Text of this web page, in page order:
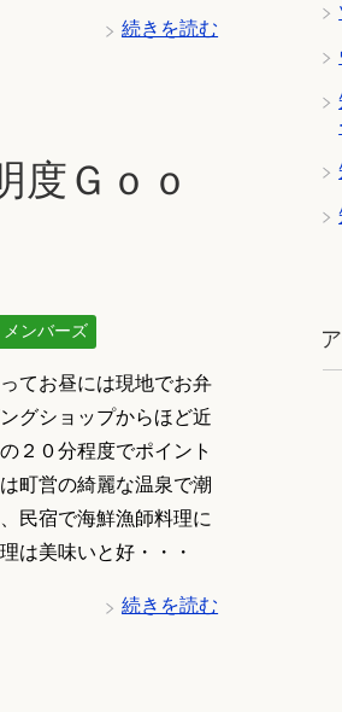
続きを読む
度Ｇｏｏ
メンバーズ
てお昼には現地でお弁
グショップからほど近
２０分程度でポイント
町営の綺麗な温泉で潮
民宿で海鮮漁師料理に
は美味いと好・・・
続きを読む
ツ